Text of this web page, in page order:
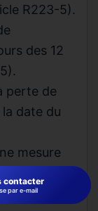
R223-5).
des 12
perte de
date du
mesure
ou
pendant
contacter
par e-mail